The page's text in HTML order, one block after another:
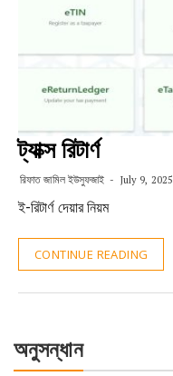
ট্যাক্স রিটার্ণ
রিফাত জামিল ইউসুফজাই July 9, 2025
ই-রিটার্ণ দেয়ার নিয়ম
CONTINUE READING
অনুসন্ধান